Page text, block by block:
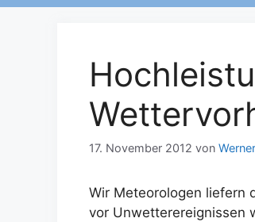
17. November 2012 von
Wir Meteorologen liefern
vor Unwetterereignissen